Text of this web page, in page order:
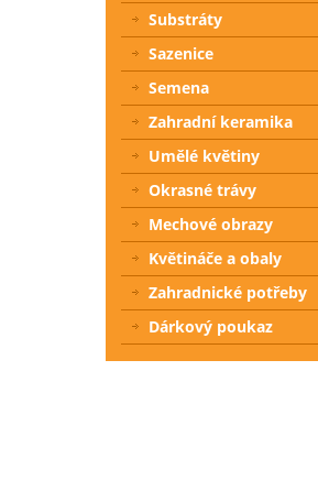
Substráty
Sazenice
Semena
Zahradní keramika
Umělé květiny
Okrasné trávy
Mechové obrazy
Květináče a obaly
Zahradnické potřeby
Dárkový poukaz